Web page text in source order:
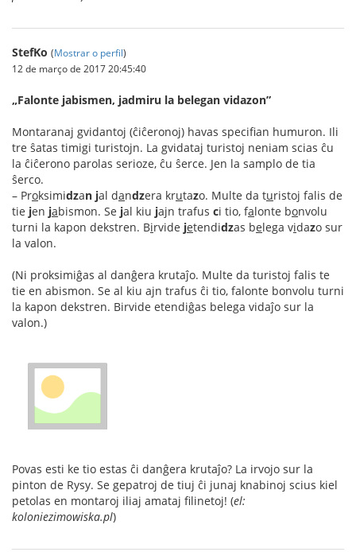
StefKo (Mostrar o perfil)
12 de março de 2017 20:45:40
„Falonte jabismen, jadmiru la belegan vidazon”
Montaranaj gvidantoj (ĉiĉeronoj) havas specifian humuron. Ili
tre ŝatas timigi turistojn. La gvidataj turistoj neniam scias ĉu
la ĉiĉerono parolas serioze, ĉu ŝerce. Jen la samplo de tia
ŝerco.
– Proksimidzan jal dandzera krutazo. Multe da turistoj falis de
tie jen jabismon. Se jal kiu jajn trafus ci tio, falonte bonvolu
turni la kapon dekstren. Birvide jetendidzas belega vidazo sur
la valon.
(Ni proksimiĝas al danĝera krutaĵo. Multe da turistoj falis te
tie en abismon. Se al kiu ajn trafus ĉi tio, falonte bonvolu turni
la kapon dekstren. Birvide etendiĝas belega vidaĵo sur la
valon.)
Povas esti ke tio estas ĉi danĝera krutaĵo? La irvojo sur la
pinton de Rysy. Se gepatroj de tiuj ĉi junaj knabinoj scius kiel
petolas en montaroj iliaj amataj filinetoj! (el:
koloniezimowiska.pl)